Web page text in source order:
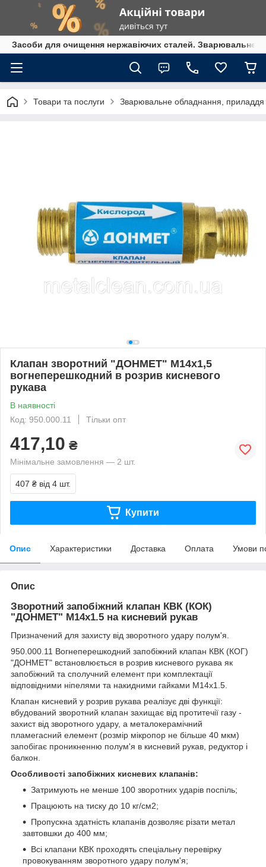
Засоби для очищення нержавіючих сталей. Зварювальне
Товари та послуги Зварювальне обладнання, приладдя
Клапан зворотний "ДОНМЕТ" М14х1,5
вогнеперешкодний в розрив кисневого
рукава
В наявності
Код: 950.000.11
Тільки опт
417,10 ₴
Мінімальне замовлення — 2 шт.
407 ₴ від 4 шт.
Купити
Опис Характеристики Доставка Оплата Умови
Опис
Зворотний запобіжний клапан КВК (КОК)
"ДОНМЕТ" М14х1.5 на кисневий рукав
Призначений для захисту від зворотного удару полум'я.
950.000.11 Вогнеперешкодний запобіжний клапан КВК (КОГ)
"ДОНМЕТ" встановлюється в розрив кисневого рукава як
запобіжний та сполучний елемент при комплектації
відповідними ніпелями та накидними гайками М14х1.5.
Клапан кисневий у розрив рукава реалізує дві функції:
вбудований зворотний клапан захищає від протитечії газу -
захист від зворотного удару, а металокерамічний
пламегасний елемент (розмір мікропор не більше 40 мкм)
запобігає проникненню полум'я в кисневий рукав, редуктор і
балкон.
Особливості запобіжних кисневих клапанів:
Затримують не менше 100 зворотних ударів поспіль;
Працюють на тиску до 10 кг/см2;
Пропускна здатність клапанів дозволяє різати метал
завтовшки до 400 мм;
Всі клапани КВК проходять спеціальну перевірку
провокуванням зворотного удару полум'я;